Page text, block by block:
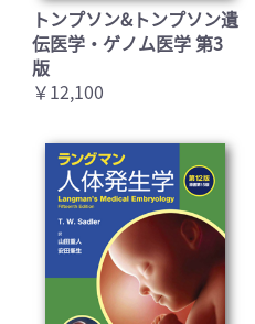
トンプソン&トンプソン遺
伝医学・ゲノム医学 第3
版
￥12,100